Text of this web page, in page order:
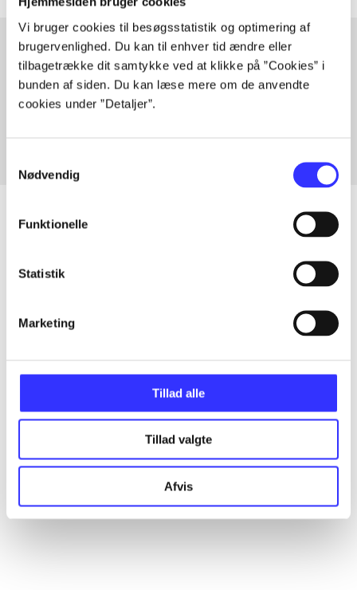
Vi bruger cookies til besøgsstatistik og optimering af
brugervenlighed. Du kan til enhver tid ændre eller
tilbagetrække dit samtykke ved at klikke på ”Cookies” i
bunden af siden. Du kan læse mere om de anvendte
cookies under ”Detaljer”.
Nødvendig
Funktionelle
Statistik
Marketing
Tillad alle
Tillad valgte
Afvis
Artikler med samme emner
Fra
...